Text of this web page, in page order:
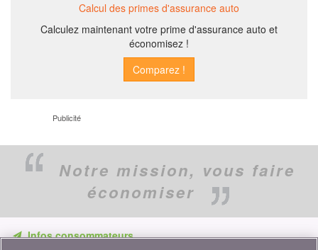
Calcul des primes d'assurance auto
Calculez maintenant votre prime d'assurance auto et
économisez !
Publicité
Notre mission, vous faire
économiser
Infos consommateurs